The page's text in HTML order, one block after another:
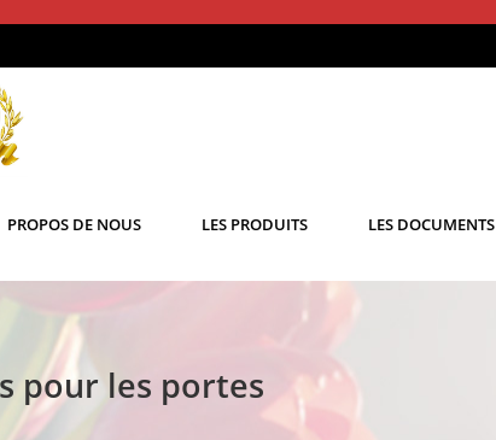
PROPOS DE NOUS LES PRODUITS LES DOCUMENTS
pour les portes